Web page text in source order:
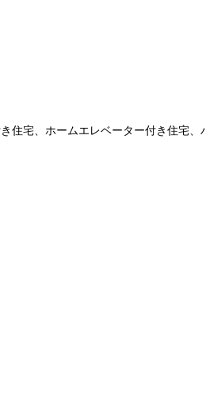
宅、ホームエレベーター付き住宅